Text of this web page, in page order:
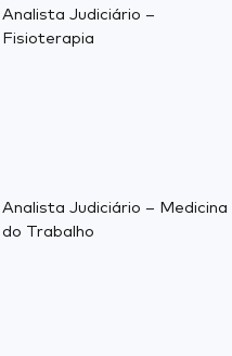
Analista Judiciário –
Fisioterapia
Analista Judiciário – Medicina
do Trabalho